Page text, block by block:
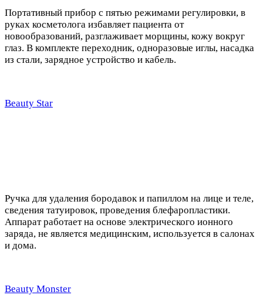
Портативный прибор с пятью режимами регулировки, в
руках косметолога избавляет пациента от
новообразований, разглаживает морщины, кожу вокруг
глаз. В комплекте переходник, одноразовые иглы, насадка
из стали, зарядное устройство и кабель.
Beauty Star
Ручка для удаления бородавок и папиллом на лице и теле,
сведения татуировок, проведения блефаропластики.
Аппарат работает на основе электрического ионного
заряда, не является медицинским, используется в салонах
и дома.
Beauty Monster